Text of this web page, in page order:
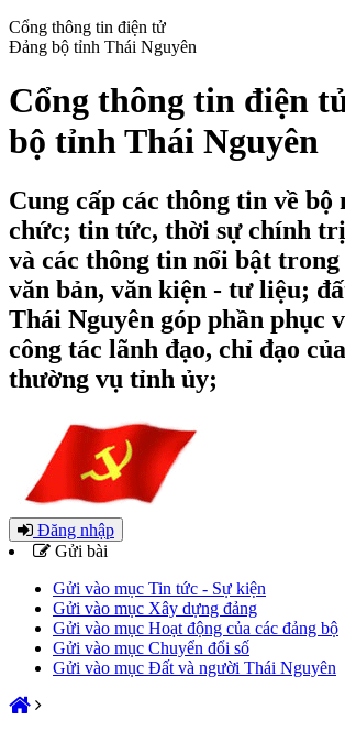
Cổng thông tin điện tử
Đảng bộ tỉnh Thái Nguyên
Cổng thông tin điện
bộ tỉnh Thái Nguyên
Cung cấp các thông tin về bộ
chức; tin tức, thời sự chính
và các thông tin nổi bật trong
văn bản, văn kiện - tư liệu;
Thái Nguyên góp phần phục
công tác lãnh đạo, chỉ đạo
thường vụ tỉnh ủy;
Đăng nhập
Gửi bài
Gửi vào mục Tin tức - Sự kiện
Gửi vào mục Xây dựng đảng
Gửi vào mục Hoạt động của các đảng bộ
Gửi vào mục Chuyển đổi số
Gửi vào mục Đất và người Thái Nguyên